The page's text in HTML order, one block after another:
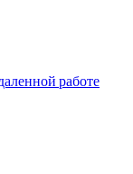
работе